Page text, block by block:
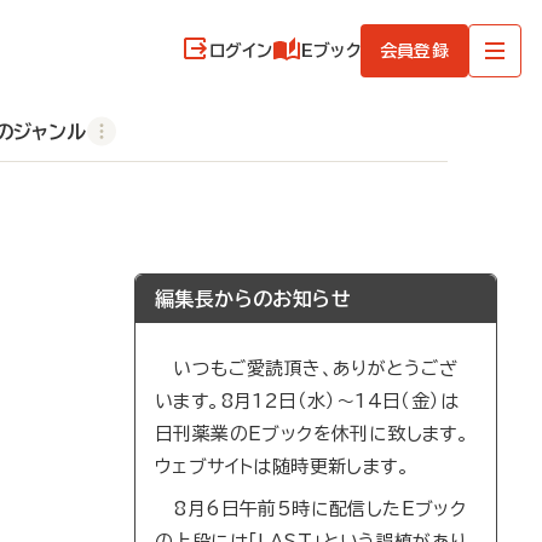
ログイン Eブック 会員登録
ジャンル
編集長からのお知らせ
いつもご愛読頂き、ありがとうござ
います。8月12日（水）～14日（金）は
日刊薬業のEブックを休刊に致します。
ウェブサイトは随時更新します。
8月6日午前5時に配信したEブック